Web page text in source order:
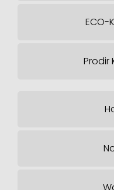
ECO-
Prodir